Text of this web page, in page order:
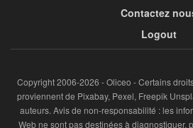
Contactez
Logout
Copyright 2006-2026 - Oliceo - Certains
proviennent de Pixabay, Pexel, Freepik
auteurs. Avis de non-responsabilité : les
Web ne sont pas destinées à diagnostiquer,